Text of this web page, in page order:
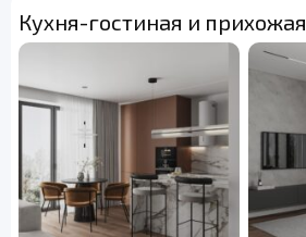
Кухня-гостиная и прихожая